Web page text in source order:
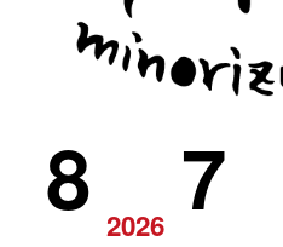
2026
8 7